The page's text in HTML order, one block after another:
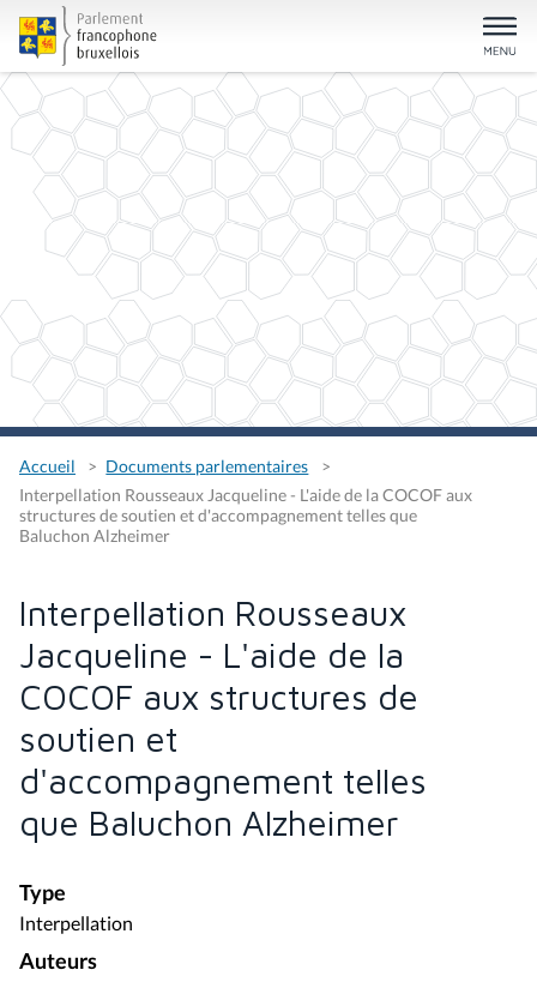
Accueil
Documents parlementaires
Interpellation Rousseaux Jacqueline - L'aide de la COCOF aux
structures de soutien et d'accompagnement telles que
Baluchon Alzheimer
Interpellation Rousseaux
Jacqueline - L'aide de la
COCOF aux structures de
soutien et
d'accompagnement telles
que Baluchon Alzheimer
Type
Interpellation
Auteurs